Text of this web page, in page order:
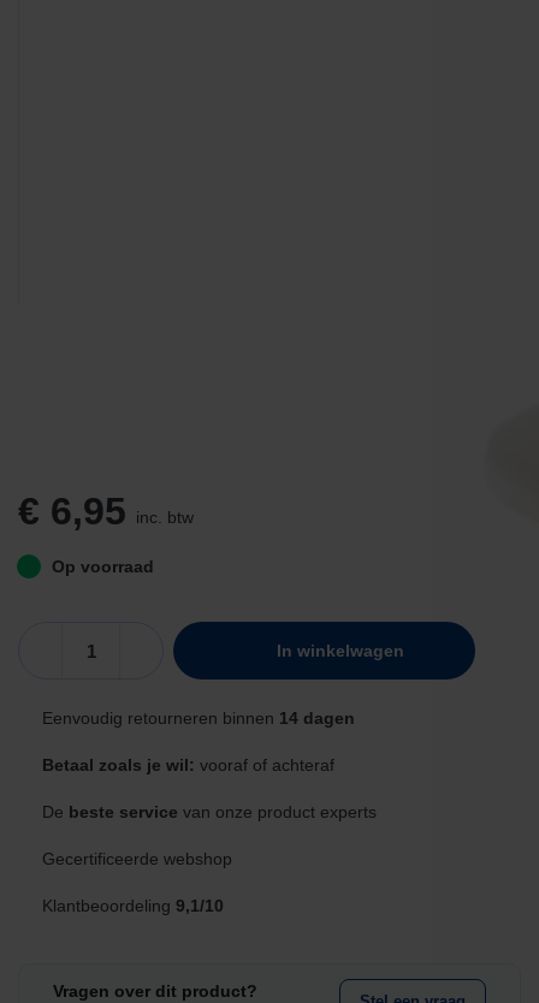
€ 6,95 inc. btw
Op voorraad
stofzuigerslang
en
In winkelwagen
Eenvoudig retourneren binnen 14 dagen
Betaal zoals je wil: vooraf of achteraf
De beste service van onze product experts
Gecertificeerde webshop
Klantbeoordeling 9,1/10
Vragen over dit product?